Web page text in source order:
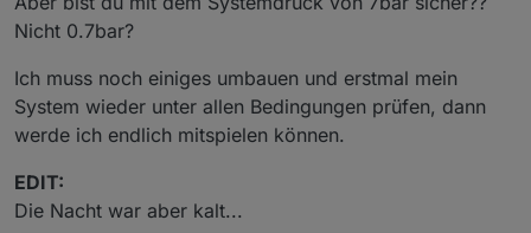
Nicht 0.7bar?
Ich muss noch einiges umbauen und erstmal mein
System wieder unter allen Bedingungen prüfen, dann
werde ich endlich mitspielen können.
EDIT:
Die Nacht war aber kalt...